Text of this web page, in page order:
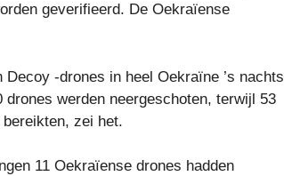
geverifieerd. De Oekraïense
-drones in heel Oekraïne ’s nachts
werden neergeschoten, terwijl 53
zei het.
11 Oekraïense drones hadden